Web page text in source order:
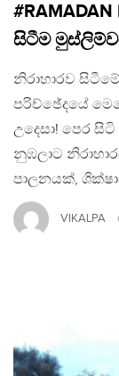
සිටීම
නිරාහාරව
පරිච්ඡේදයේ
උදෙසා! පෙර
නුඹලාට
පාලනයක්,
VIKALPA